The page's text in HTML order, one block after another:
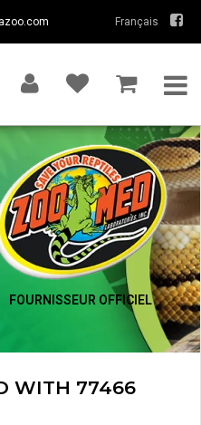
Français
FOURNISSEUR OFFICIEL
WITH 77466